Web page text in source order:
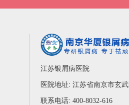
江苏银屑病医院
医院地址: 江苏省南京市玄
联系电话: 400-8032-616